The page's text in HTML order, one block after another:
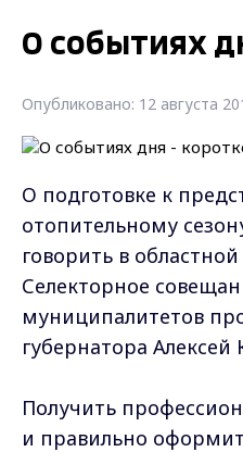
О событиях
Опубликовано: 12 августа
О подготовке к
отопительному
говорить в
Селекторное
муниципалитетов
губернатора
Получить
и правильно